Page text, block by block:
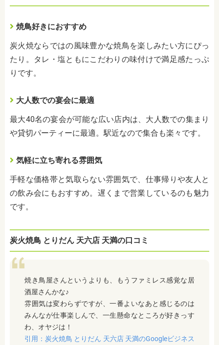
焼鳥好きにおすすめ
炭火焼ならではの風味豊かな焼鳥を楽しみたい方にぴっ
たり。タレ・塩ともにこだわりの味付けで満足感たっぷ
りです。
大人数での宴会に最適
最大40名の宴会が可能な広い店内は、大人数での集まり
や貸切パーティーに最適。駅近なので集合も楽々です。
気軽に立ち寄れる雰囲気
手軽な価格帯と気取らない雰囲気で、仕事帰りや友人と
の飲み会にもおすすめ。遅くまで営業しているのも魅力
です。
炭火焼鳥 とりだん 天六店 天満の口コミ
焼き鳥屋さんというよりも、もうファミレス感覚な居
酒屋さんかな♪
雰囲気は変わらずですが、一番よいなあと感じるのは
みんなが仕事楽しんで、一生懸命なところが好きっす
わ、オヤジは！
引用：炭火焼鳥 とりだん 天六店 天満のGoogleビジネス